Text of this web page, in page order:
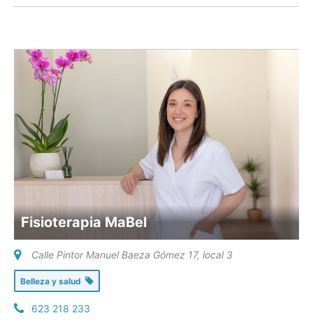
Fisioterapia MaBel
Calle Pintor Manuel Baeza Gómez 17, local 3
Belleza y salud
623 218 233